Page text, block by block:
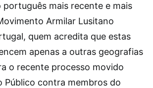
português mais recente e mais
Armilar Lusitano
quem acredita que estas
apenas a outras geografias
o recente processo movido
Público contra membros do